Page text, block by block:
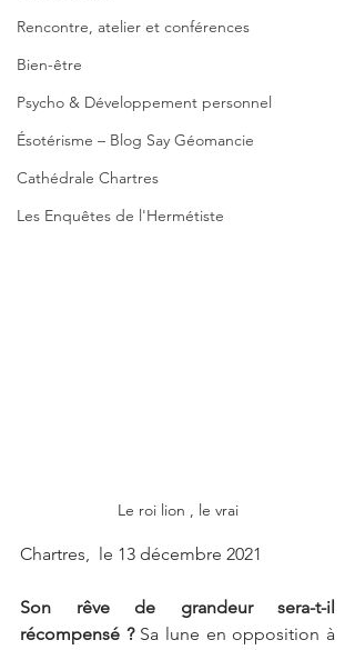
Rencontre, atelier et conférences
Bien-être
Psycho & Développement personnel
Ésotérisme – Blog Say Géomancie
Cathédrale Chartres
Les Enquêtes de l'Hermétiste
Le roi lion , le vrai
Chartres,  le 13 décembre 2021
Son rêve de grandeur sera-t-il
récompensé ? Sa lune en opposition à